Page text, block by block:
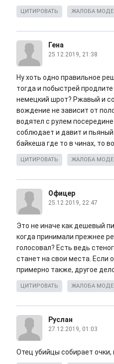
ЦИТИРОВАТЬ ЖАЛОБА
Гена
25.12.2019, 21:38
Ну хоть одно правильное
тогда и побыстрей
немецкий шрот? Ржавый и
вождение не зависит от
водятел с рулем
соблюдает и давит и
байкеша где то в чинах, то
ЦИТИРОВАТЬ ЖАЛОБА
Офицер
25.12.2019, 22:47
Это не иначе как дешевый
когда принимали прежнее
голосовал? Есть ведь
станет на свои места. Если
примерно также, другое
ЦИТИРОВАТЬ ЖАЛОБА
Руслан
27.12.2019, 01:03
Отец убийцы собирает